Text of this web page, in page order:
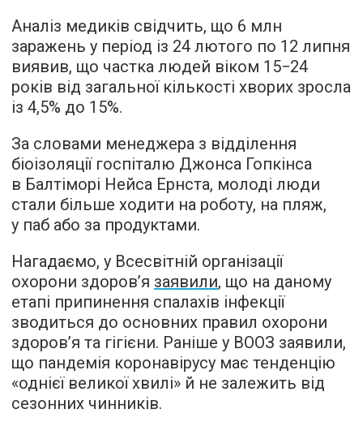
Аналіз медиків свідчить, що 6 млн
заражень у період із 24 лютого по 12 липня
виявив, що частка людей віком 15−24
років від загальної кількості хворих зросла
із 4,5% до 15%.
За словами менеджера з відділення
біоізоляції госпіталю Джонса Гопкінса
в Балтіморі Нейса Ернста, молоді люди
стали більше ходити на роботу, на пляж,
у паб або за продуктами.
Нагадаємо, у Всесвітній організації
охорони здоров’я заявили, що на даному
етапі припинення спалахів інфекції
зводиться до основних правил охорони
здоров’я та гігієни. Раніше у ВООЗ заявили,
що пандемія коронавірусу має тенденцію
«однієї великої хвилі» й не залежить від
сезонних чинників.